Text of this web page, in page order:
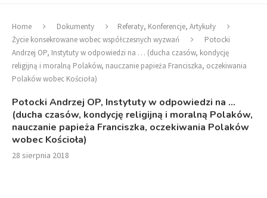
Home Dokumenty
Referaty, Konferencje, Artykuły
Życie konsekrowane wobec współczesnych wyzwań
Potocki
Andrzej OP, Instytuty w odpowiedzi na … (ducha czasów, kondycję
religijną i moralną Polaków, nauczanie papieża Franciszka, oczekiwania
Polaków wobec Kościoła)
Potocki Andrzej OP, Instytuty w odpowiedzi na …
(ducha czasów, kondycję religijną i moralną Polaków,
nauczanie papieża Franciszka, oczekiwania Polaków
wobec Kościoła)
28 sierpnia 2018